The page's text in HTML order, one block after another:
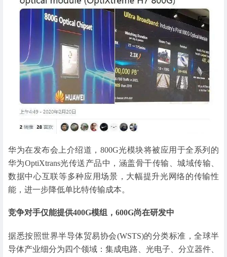
华为在发布会上介绍道，800G光模块将被应用于全系列的
华为OptiXtrans光传送产品中，涵盖骨干传输、城域传输、
数据中心互联等多种应用场景，大幅提升光网络的传输性
能，进一步降低单比特传输成本。
竞争对手仅能提供400G模组，600G尚在研发中
据悉按照世界半导体贸易协会(WSTS)的分类标准，全球半
导体产业细分为四个领域：集成电路、光电子、分立器件、